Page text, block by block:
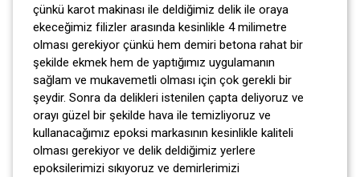
çünkü karot makinası ile deldiğimiz delik ile oraya
ekeceğimiz filizler arasında kesinlikle 4 milimetre
olması gerekiyor çünkü hem demiri betona rahat bir
şekilde ekmek hem de yaptığımız uygulamanın
sağlam ve mukavemetli olması için çok gerekli bir
şeydir. Sonra da delikleri istenilen çapta deliyoruz ve
orayı güzel bir şekilde hava ile temizliyoruz ve
kullanacağımız epoksi markasının kesinlikle kaliteli
olması gerekiyor ve delik deldiğimiz yerlere
epoksilerimizi sıkıyoruz ve demirlerimizi